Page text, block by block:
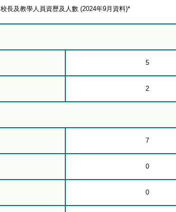
校長及教學人員資歷及人數 (2024年9月資料)*
5
2
7
0
0